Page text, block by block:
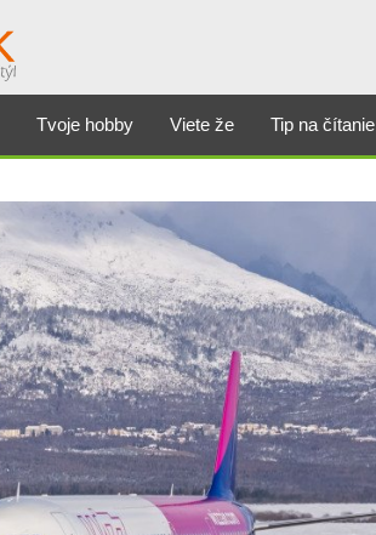
Tvoje hobby Viete že Tip na čítanie